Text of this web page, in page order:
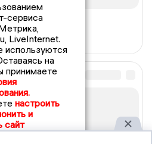
сервиса
LiveInternet.
используются
на
принимаете
настроить
и
сайт